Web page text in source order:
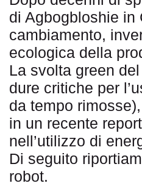
di Agbogbloshie in
cambiamento,
ecologica della
La svolta green
dure critiche per
da tempo
in un recente
nell’utilizzo di
Di seguito
robot.